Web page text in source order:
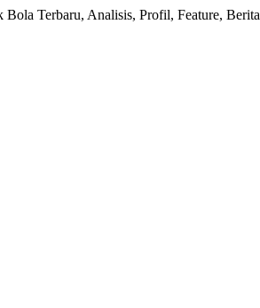
Bola Terbaru, Analisis, Profil, Feature,